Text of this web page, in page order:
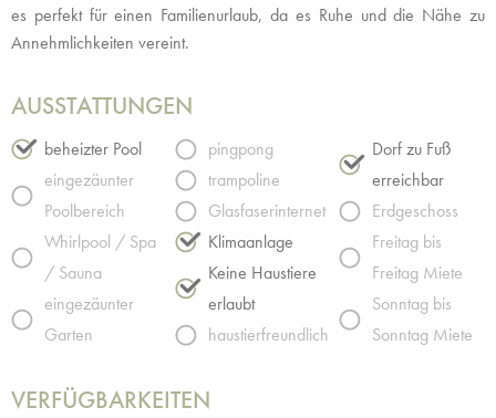
es perfekt für einen Familienurlaub, da es Ruhe und die Nähe zu
Annehmlichkeiten vereint.
AUSSTATTUNGEN
beheizter Pool
eingezäunter
Poolbereich
Whirlpool / Spa
/ Sauna
eingezäunter
Garten
pingpong
trampoline
Glasfaserinternet
Klimaanlage
Keine Haustiere
erlaubt
haustierfreundlich
Dorf zu Fuß
erreichbar
Erdgeschoss
Freitag bis
Freitag Miete
Sonntag bis
Sonntag Miete
VERFÜGBARKEITEN